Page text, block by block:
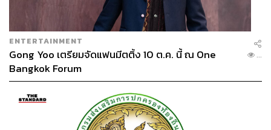
ฐาปนีย์ เกียรติไพบูลย์ ผู้ว่าการ ททท. กล่าวว่า กิจกรรมครั้งนี้
เป็นการต่อยอดกลยุทธ์ Two Kingdoms, One Destination
หรือ สองประเทศ หนึ่งจุดหมายปลายทาง ที่ดำเนินมาอย่างต่อ
เนื่อง โดยในปี 2569 ททท. จะเน้นสร้างเครือข่ายทางธุรกิจ
(B2B) และแลกเปลี่ยนนักท่องเที่ยวคุณภาพสูง
ENTERTAINMENT
Gong Yoo เตรียมจัดแฟนมีตติ้ง 10 ต.ค. นี้ ณ One
Bangkok Forum
...